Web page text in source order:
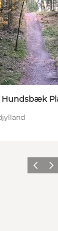
Hundsbæk
Forrige